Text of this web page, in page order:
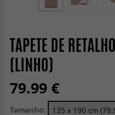
TAPETE DE
(LINHO)
79.99 €
Tamanho: